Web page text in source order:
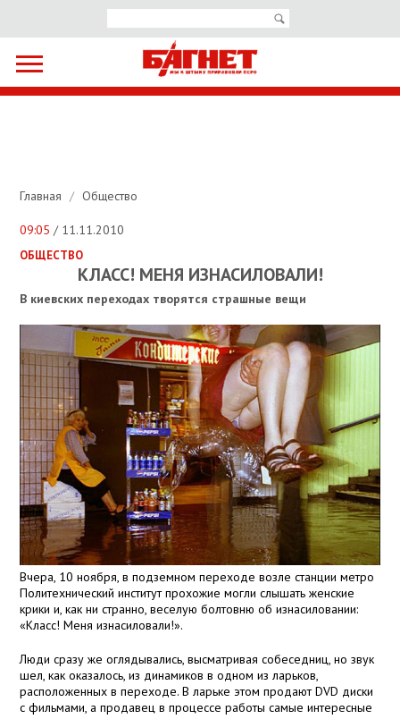
Главная / Общество
09:05 / 11.11.2010
ОБЩЕСТВО
КЛАСС! МЕНЯ ИЗНАСИЛОВАЛИ!
В киевских переходах творятся страшные вещи
Вчера, 10 ноября, в подземном переходе возле станции метро
Политехнический институт прохожие могли слышать женские
крики и, как ни странно, веселую болтовню об изнасиловании:
«Класс! Меня изнасиловали!».
Люди сразу же оглядывались, высматривая собеседниц, но звук
шел, как оказалось, из динамиков в одном из ларьков,
расположенных в переходе. В ларьке этом продают DVD диски
с фильмами, а продавец в процессе работы самые интересные